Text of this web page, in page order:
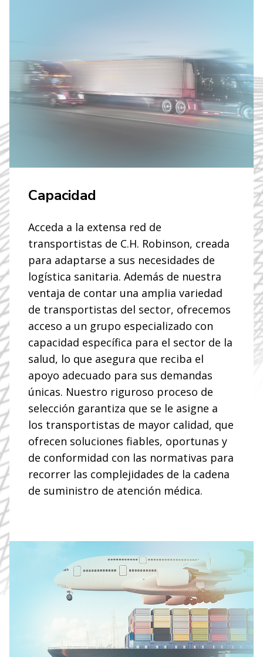
VAMOS MÁS ALLÁ
Logística sanitaria
impulsada por la
calidad: en el centro
de cada traslado
Vea lo que es posible lograr
Capacidad
Acceda a la extensa red de
transportistas de C.H. Robinson, creada
para adaptarse a sus necesidades de
logística sanitaria. Además de nuestra
ventaja de contar una amplia variedad
de transportistas del sector, ofrecemos
acceso a un grupo especializado con
capacidad específica para el sector de la
salud, lo que asegura que reciba el
apoyo adecuado para sus demandas
únicas. Nuestro riguroso proceso de
selección garantiza que se le asigne a
los transportistas de mayor calidad, que
ofrecen soluciones fiables, oportunas y
de conformidad con las normativas para
recorrer las complejidades de la cadena
de suministro de atención médica.